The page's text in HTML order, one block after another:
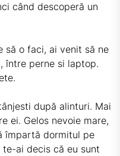
când descoperă un
să o faci, ai venit să ne
între perne si laptop.
după alinturi. Mai
ei. Gelos nevoie mare,
împartă dormitul pe
ai decis că eu sunt